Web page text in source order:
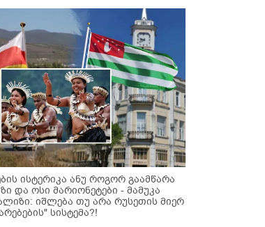
ისტერიკა ანუ როგორ გაამწარა
და ოსი მარიონეტები - მამუკა
იშლება თუ არა რუსეთის მიერ
სისტემა?!